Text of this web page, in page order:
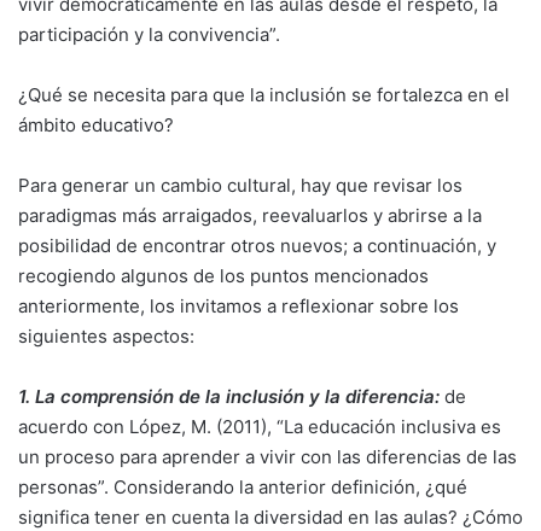
participación y la convivencia”.
¿Qué se necesita para que la inclusión se fortalezca en el
ámbito educativo?
Para generar un cambio cultural, hay que revisar los
paradigmas más arraigados, reevaluarlos y abrirse a la
posibilidad de encontrar otros nuevos; a continuación, y
recogiendo algunos de los puntos mencionados
anteriormente, los invitamos a reflexionar sobre los
siguientes aspectos:
1. La comprensión de la inclusión y la diferencia: de
acuerdo con López, M. (2011), “La educación inclusiva es
un proceso para aprender a vivir con las diferencias de las
personas”. Considerando la anterior definición, ¿qué
significa tener en cuenta la diversidad en las aulas? ¿Cómo